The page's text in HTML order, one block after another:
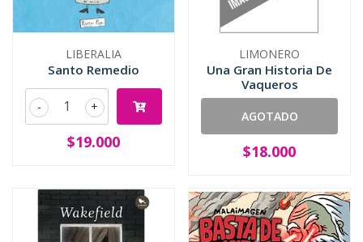
LIBERALIA
Santo Remedio
+
-
$19.000
LIMONERO
Una Gran Historia De
Vaqueros
AGOTADO
$18.000